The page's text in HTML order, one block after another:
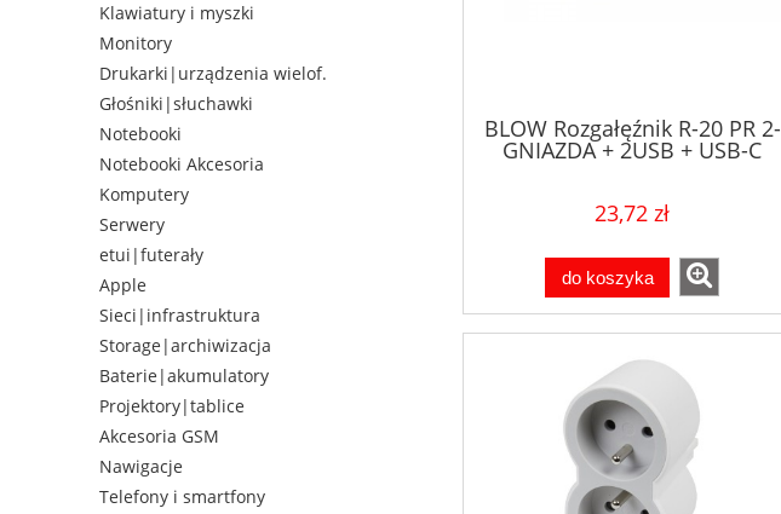
Klawiatury i myszki
Monitory
Drukarki|urządzenia wielof.
Głośniki|słuchawki
Notebooki
Notebooki Akcesoria
Komputery
Serwery
etui|futerały
Apple
Sieci|infrastruktura
Storage|archiwizacja
Baterie|akumulatory
Projektory|tablice
Akcesoria GSM
Nawigacje
Telefony i smartfony
BLOW Rozgałęźnik R-20 PR 2-
GNIAZDA + 2USB + USB-C
23,72 zł
do koszyka